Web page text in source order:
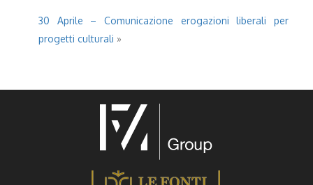
30 Aprile – Comunicazione erogazioni liberali per
progetti culturali »